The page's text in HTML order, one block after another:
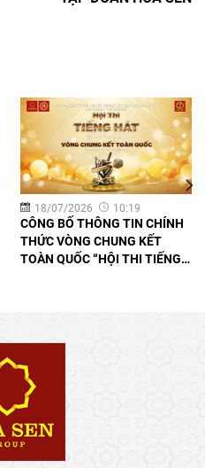
18/07/2026 10:19
CÔNG BỐ THÔNG TIN CHÍNH
THỨC VÒNG CHUNG KẾT
TOÀN QUỐC “HỘI THI TIẾNG